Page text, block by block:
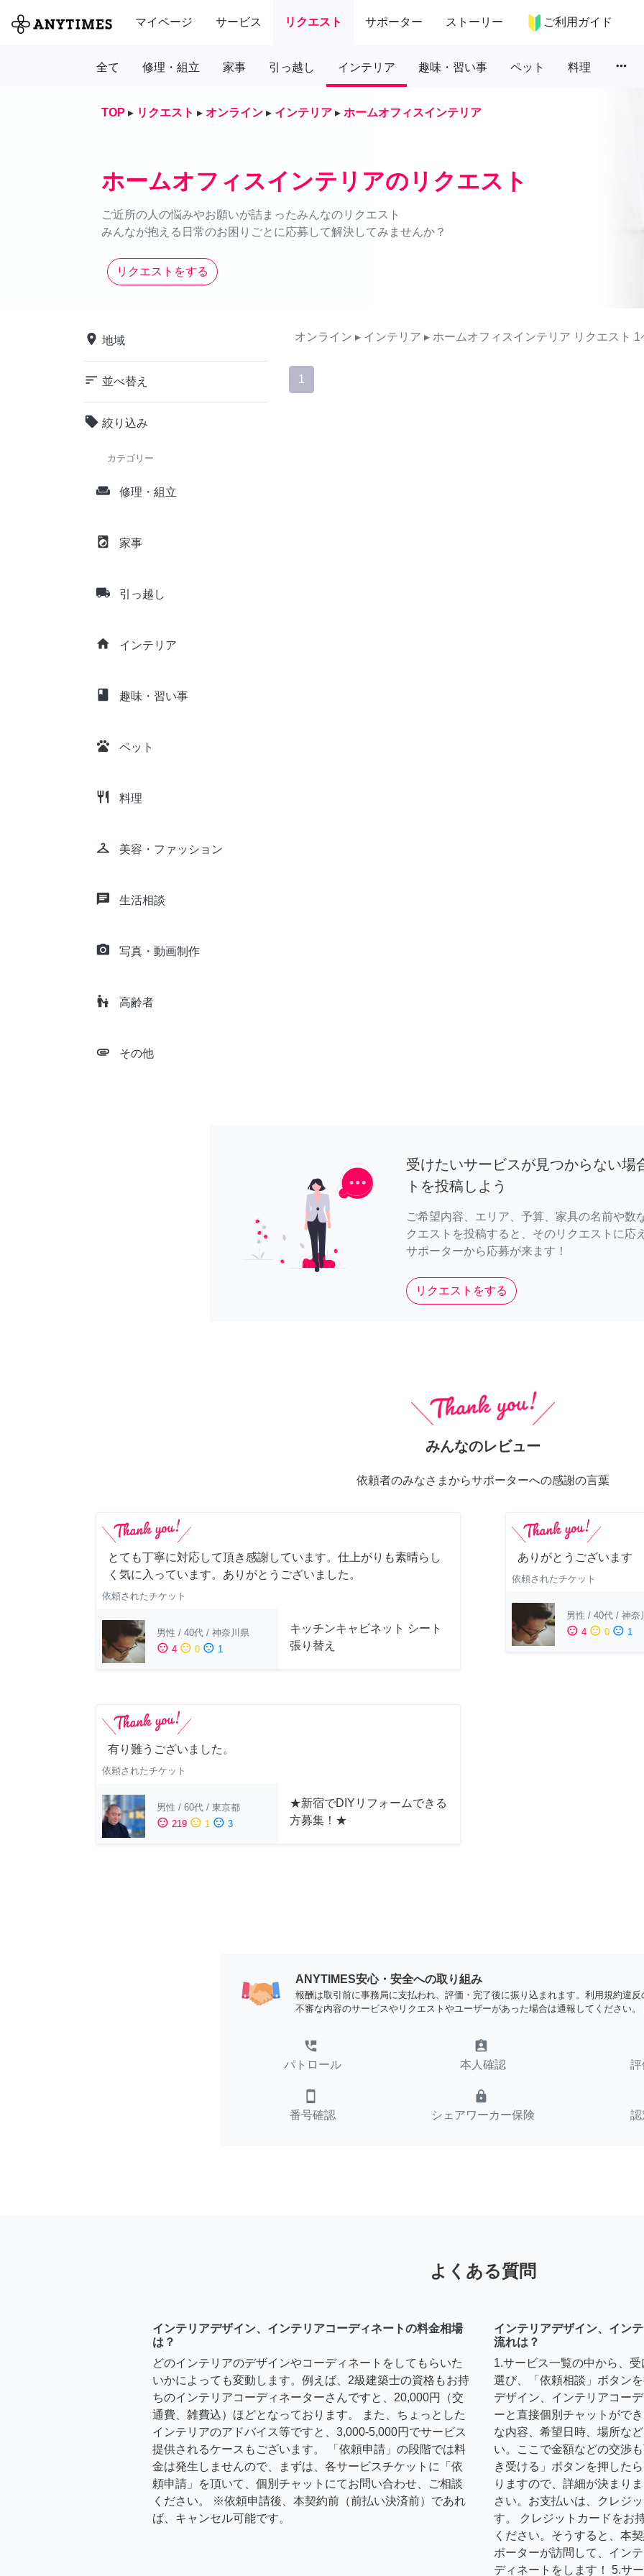
マイページ サービス リクエスト サポーター ストーリー ご利用ガイド
全て 修理・組立 家事 引っ越し インテリア 趣味・習い事 ペット 料理 more_horiz
TOP ▸ リクエスト ▸ オンライン ▸ インテリア ▸ ホームオフィスインテリア
ホームオフィスインテリアのリクエスト
ご近所の人の悩みやお願いが詰まったみんなのリクエスト
みんなが抱える日常のお困りごとに応募して解決してみませんか？
リクエストをする
place 地域
sort 並べ替え
local_offer 絞り込み
カテゴリー
weekend 修理・組立
local_laundry_service 家事
local_shipping 引っ越し
home インテリア
class 趣味・習い事
pets ペット
restaurant 料理
checkroom 美容・ファッション
chat 生活相談
camera_alt 写真・動画制作
escalator_warning 高齢者
attachment その他
オンライン ▸ インテリア ▸ ホームオフィスインテリア リクエスト 1
1
受けたいサービスが見つからない場
トを投稿しよう
ご希望内容、エリア、予算、家具の名前や数
クエストを投稿すると、そのリクエストに応
サポーターから応募が来ます！
リクエストをする
みんなのレビュー
依頼者のみなさまからサポーターへの感謝の言葉
とても丁寧に対応して頂き感謝しています。仕上がりも素晴らし
く気に入っています。ありがとうございました。
依頼されたチケット
男性 / 40代 / 神奈川県
sentiment_satisfied 4 sentiment_neutral 0 sentiment_dissatisfied 1
キッチンキャビネット シート
張り替え
ありがとうございます
依頼されたチケット
男性 / 40代 / 神奈
sentiment_satisfied 4 sentiment_neutral 0 sentiment_dissatisfied 1
有り難うございました。
依頼されたチケット
男性 / 60代 / 東京都
sentiment_satisfied 219 sentiment_neutral 1 sentiment_dissatisfied 3
★新宿でDIYリフォームできる
方募集！★
ANYTIMES安心・安全への取り組み
報酬は取引前に事務局に支払われ、評価・完了後に振り込まれます。利用規約違反
不審な内容のサービスやリクエストやユーザーがあった場合は通報してください。
perm_phone_msg
パトロール
assignment_ind
本人確認
smartphone
番号確認
lock
シェアワーカー保険
よくある質問
インテリアデザイン、インテリアコーディネートの料金相場
は？
どのインテリアのデザインやコーディネートをしてもらいた
いかによっても変動します。例えば、2級建築士の資格もお持
ちのインテリアコーディネーターさんですと、20,000円（交
通費、雑費込）ほどとなっております。 また、ちょっとした
インテリアのアドバイス等ですと、3,000-5,000円でサービス
提供されるケースもございます。 「依頼申請」の段階では料
金は発生しませんので、まずは、各サービスチケットに「依
頼申請」を頂いて、個別チャットにてお問い合わせ、ご相談
ください。 ※依頼申請後、本契約前（前払い決済前）であれ
ば、キャンセル可能です。
インテリアデザイン、イン
流れは？
1.サービス一覧の中から、
選び、「依頼相談」ボタン
デザイン、インテリアコー
ーと直接個別チャットがで
な内容、希望日時、場所な
い。ここで金額などの交渉
き受ける」ボタンを押した
りますので、詳細が決まり
さい。お支払いは、クレジ
す。 クレジットカードをお
ください。そうすると、本
ポーターが訪問して、イン
ディネートをします！ 5.サ